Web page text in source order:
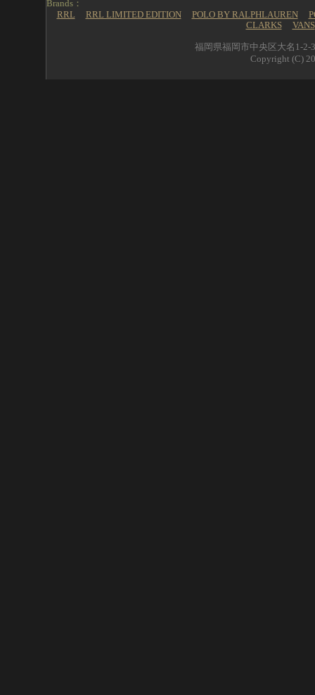
Brands：
RRL
RRL LIMITED EDITION POLO BY RALPHLAUREN
CLARKS
VANS
福岡県福岡市中央区大名1-2-
Copyright (C)